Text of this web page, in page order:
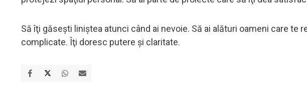
Să îţi găseşti liniştea atunci când ai nevoie. Să ai alături oameni care te
complicate. Îţi doresc putere şi claritate.